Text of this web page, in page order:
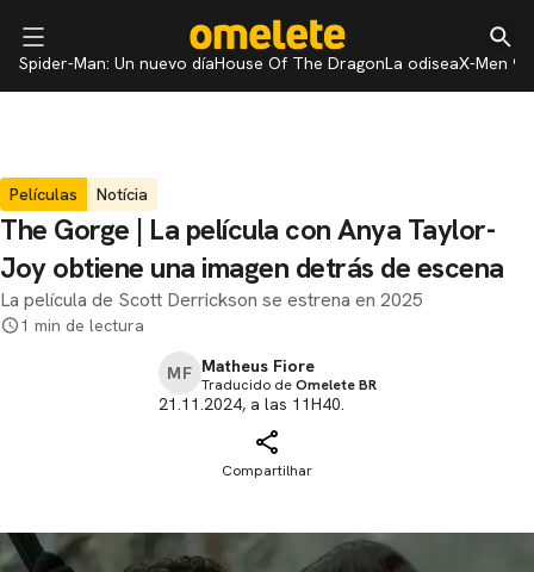
Spider-Man: Un nuevo díaHouse Of The DragonLa odiseaX-Men 97
Películas Notícia
The Gorge | La película con Anya Taylor-
Joy obtiene una imagen detrás de escena
La película de Scott Derrickson se estrena en 2025
1 min de lectura
MF Matheus Fiore
Traducido deOmelete BR
21.11.2024, a las 11H40.
Compartilhar